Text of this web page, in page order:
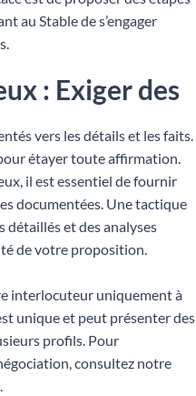
au Stable de s’engager
: Exiger des
vers les détails et les faits.
étayer toute affirmation.
il est essentiel de fournir
documentées. Une tactique
détaillés et des analyses
de votre proposition.
interlocuteur uniquement à
unique et peut présenter des
profils. Pour
consultez notre
.